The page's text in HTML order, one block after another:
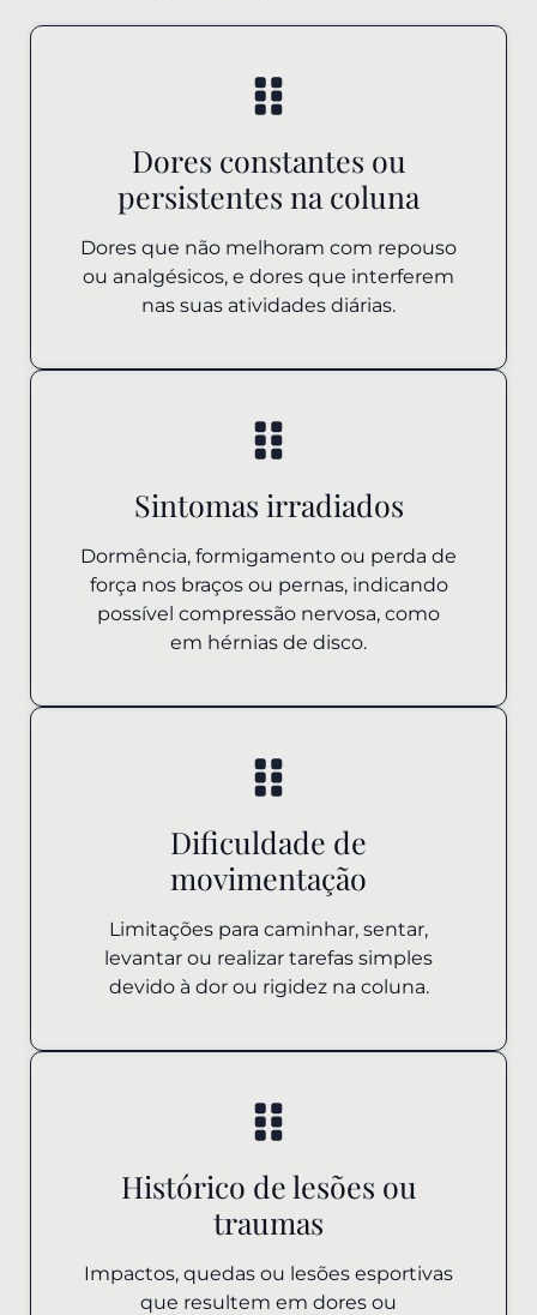
Dores constantes ou
persistentes na coluna
Dores que não melhoram com repouso
ou analgésicos, e dores que interferem
nas suas atividades diárias.
Sintomas irradiados
Dormência, formigamento ou perda de
força nos braços ou pernas, indicando
possível compressão nervosa, como
em hérnias de disco.
Dificuldade de
movimentação
Limitações para caminhar, sentar,
levantar ou realizar tarefas simples
devido à dor ou rigidez na coluna.
Histórico de lesões ou
traumas
Impactos, quedas ou lesões esportivas
que resultem em dores ou